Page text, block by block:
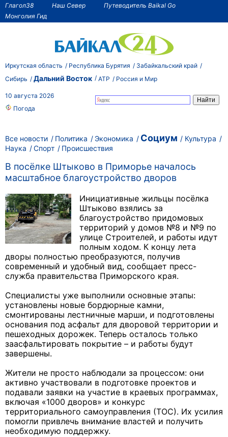
Глагол38 Наш Север
Путеводитель Baikal Go
Монголия Гид
Иркутская область Республика Бурятия
Забайкальский край
Сибирь
Дальний Восток АТР Россия и Мир
10 августа 2026
Погода
Все новости Политика Экономика Социум
Культура
Наука
Спорт Происшествия
В посёлке Штыково в Приморье началось
масштабное благоустройство дворов
Инициативные жильцы посёлка
Штыково взялись за
благоустройство придомовых
территорий у домов №8 и №9 по
улице Строителей, и работы идут
полным ходом. К концу лета
дворы полностью преобразуются, получив
современный и удобный вид, сообщает пресс-
служба правительства Приморского края.
Специалисты уже выполнили основные этапы:
установлены новые бордюрные камни,
смонтированы лестничные марши, и подготовлены
основания под асфальт для дворовой территории и
пешеходных дорожек. Теперь осталось только
заасфальтировать покрытие – и работы будут
завершены.
Жители не просто наблюдали за процессом: они
активно участвовали в подготовке проектов и
подавали заявки на участие в краевых программах,
включая «1000 дворов» и конкурс
территориального самоуправления (ТОС). Их усилия
помогли привлечь внимание властей и получить
необходимую поддержку.